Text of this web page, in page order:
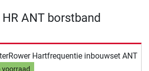
ANT borstband
Hartfrequentie inbouwset ANT
voorraad